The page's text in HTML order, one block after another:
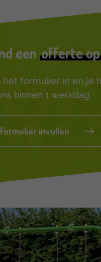
een offerte
het formulier in en je
binnen 1 werkdag.
Formulier invullen